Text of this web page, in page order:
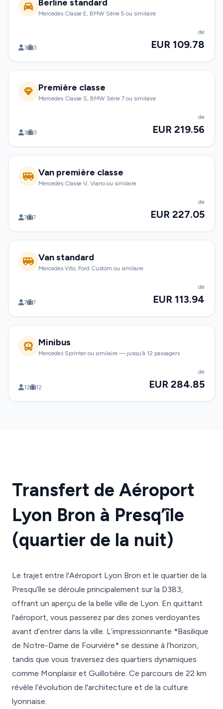
Berline standard
Mercedes Classe E, BMW Série 5 ou similaire
3 3
de
EUR 109.78
Première classe
Mercedes Classe S, BMW Série 7 ou similaire
3 3
de
EUR 219.56
Van première classe
Mercedes Classe V, Viano ou similaire
7 7
de
EUR 227.05
Van standard
Mercedes Vito, Ford Custom ou similaire
7 7
de
EUR 113.94
Minibus
Mercedes Sprinter ou similaire — jusqu’à 12 passagers
12 12
de
EUR 284.85
Transfert de Aéroport
Lyon Bron à Presq’île
(quartier de la nuit)
Le trajet entre l'Aéroport Lyon Bron et le quartier de la
Presqu’île se déroule principalement sur la D383,
offrant un aperçu de la belle ville de Lyon. En quittant
l'aéroport, vous passerez par des zones verdoyantes
avant d’entrer dans la ville. L’impressionnante *Basilique
de Notre-Dame de Fourvière* se dessine à l’horizon,
tandis que vous traversez des quartiers dynamiques
comme Monplaisir et Guillotière. Ce parcours de 22 km
révèle l’évolution de l'architecture et de la culture
lyonnaise.